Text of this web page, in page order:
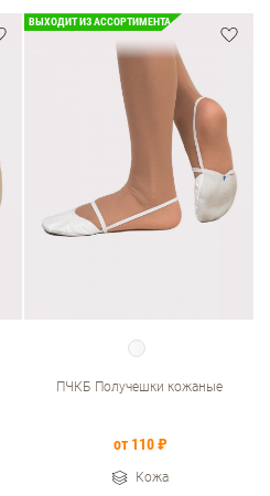
ВЫХОДИТ ИЗ АССОРТИМЕНТА
ПЧКБ Получешки кожаные
от 110 ₽
Кожа